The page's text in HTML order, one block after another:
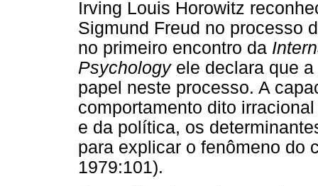
Irving Louis Horowitz
Sigmund Freud no processo
no primeiro encontro da
Psychologyele declara que a
papel neste processo. A
comportamento dito
e da política, os
para explicar o fenômeno do
1979:101).